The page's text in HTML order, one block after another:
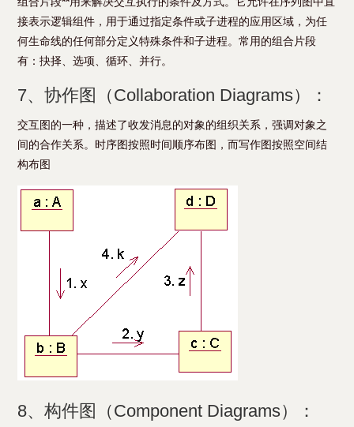
接表示逻辑组件，用于通过指定条件或子进程的应用区域，为任
何生命线的任何部分定义特殊条件和子进程。常用的组合片段
有：抉择、选项、循环、并行。
7、协作图（Collaboration Diagrams）：
交互图的一种，描述了收发消息的对象的组织关系，强调对象之
间的合作关系。时序图按照时间顺序布图，而写作图按照空间结
构布图
8、构件图（Component Diagrams）：